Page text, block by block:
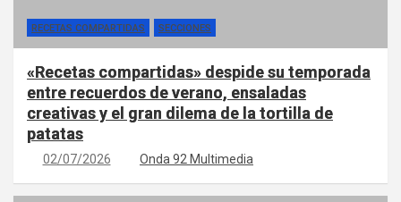
RECETAS COMPARTIDAS SECCIONES
«Recetas compartidas» despide su temporada
entre recuerdos de verano, ensaladas
creativas y el gran dilema de la tortilla de
patatas
02/07/2026 Onda 92 Multimedia